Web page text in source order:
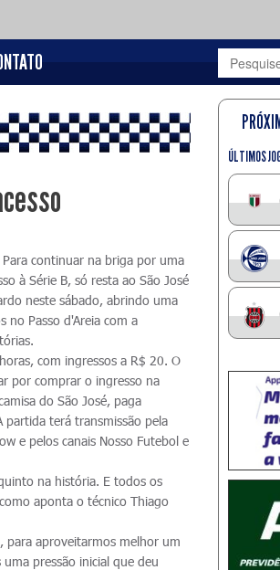
Para continuar na briga por uma
à Série B, só resta ao São José
neste sábado, abrindo uma
no Passo d'Areia com a
com ingressos a R$ 20. O
por comprar o ingresso na
do São José, paga
partida terá transmissão pela
e pelos canais Nosso Futebol e
na história. E todos os
aponta o técnico Thiago
para aproveitarmos melhor um
pressão inicial que deu
ÚLTIMOS